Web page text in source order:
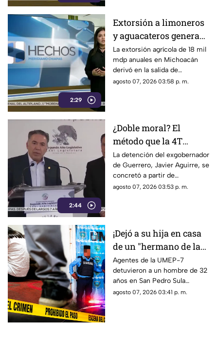
2:29
Extorsión a limoneros
y aguacateros genera
pérdidas de 18 mil mdp
en Michoacán
La extorsión agrícola de 18 mil
mdp anuales en Michoacán
derivó en la salida de
inspectores de EE. UU.,
agosto 07, 2026 03:58 p. m.
2:44
¿Doble moral? El
método que la 4T
desacredita para Rocha
Moya y Enrique
Inzunza fue el que
metió a la cárcel a
La detención del exgobernador
de Guerrero, Javier Aguirre, se
concretó a partir de
declaraciones de testigos
agosto 07, 2026 03:53 p. m.
¡Dejó a su hija en casa
de un "hermano de la
iglesia" para jugar con
otros niños y la niña
terminó 4bus4d4
Agentes de la UMEP-7
detuvieron a un hombre de 32
años en San Pedro Sula
acusado de agredir
agosto 07, 2026 03:41 p. m.